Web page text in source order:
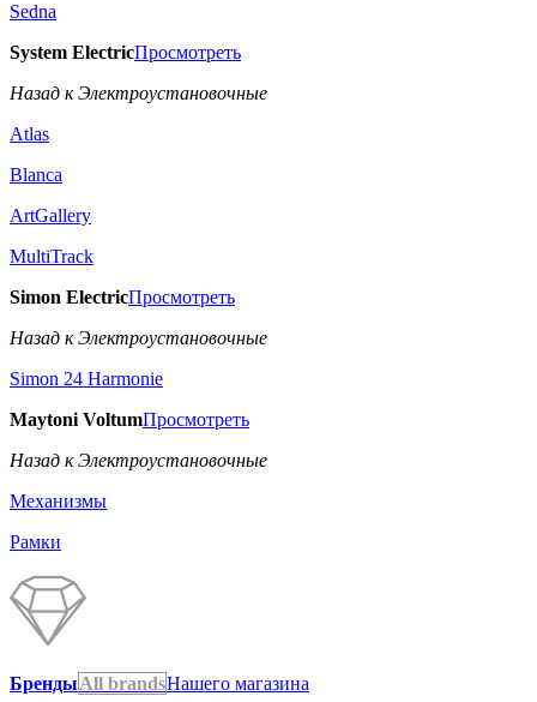
Sedna
System ElectricПросмотреть
Назад к Электроустановочные
Atlas
Blanca
ArtGallery
MultiTrack
Simon ElectricПросмотреть
Назад к Электроустановочные
Simon 24 Harmonie
Maytoni VoltumПросмотреть
Назад к Электроустановочные
Механизмы
Рамки
БрендыAll brandsНашего магазина